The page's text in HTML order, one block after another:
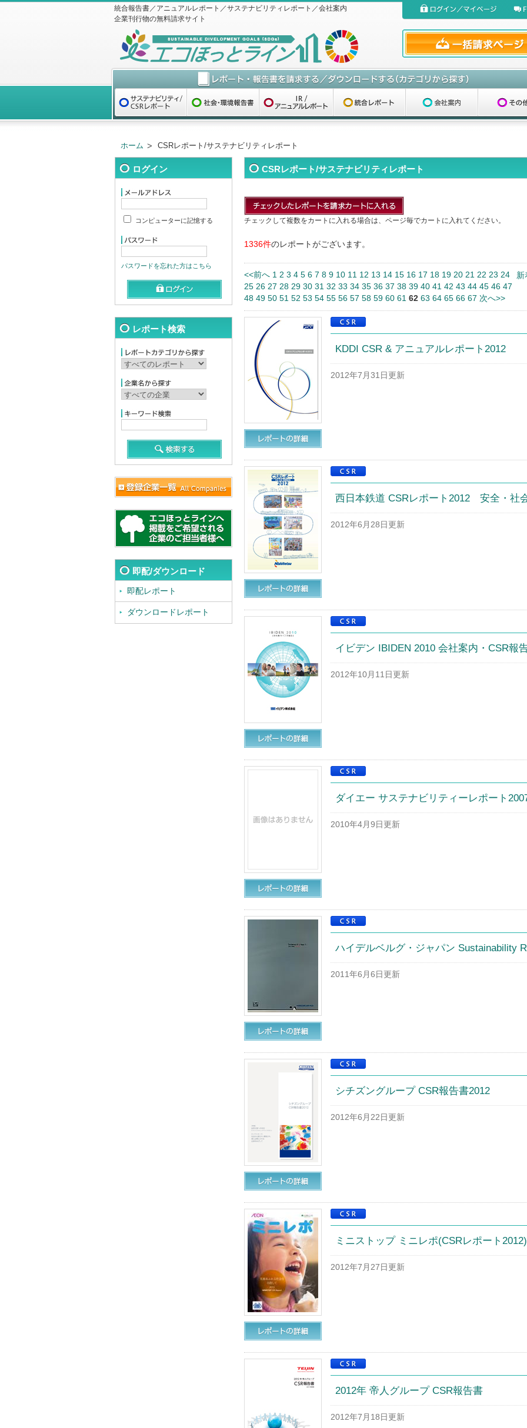
統合報告書／アニュアルレポート／サステナビリティレポート／会社案内
企業刊行物の無料請求サイト
ホーム CSRレポート/サステナビリティレポート
ログイン
コンピューターに記憶する
パスワードを忘れた方はこちら
レポート検索
即配/ダウンロード
即配レポート
ダウンロードレポート
CSRレポート/サステナビリティレポート
チェックして複数をカートに入れる場合は、ページ毎でカートに入れてください。
1336件のレポートがございます。
新
<<前へ 1 2 3 4 5 6 7 8 9 10 11 12 13 14 15 16 17 18 19 20 21 22 23 24
25 26 27 28 29 30 31 32 33 34 35 36 37 38 39 40 41 42 43 44 45 46 47
48 49 50 51 52 53 54 55 56 57 58 59 60 61 62 63 64 65 66 67 次へ>>
KDDI CSR & アニュアルレポート2012
2012年7月31日更新
西日本鉄道 CSRレポート2012 安全・社
2012年6月28日更新
イビデン IBIDEN 2010 会社案内・CSR報
2012年10月11日更新
ダイエー サステナビリティーレポート
2010年4月9日更新
ハイデルベルグ・ジャパン Sustainability
2011年6月6日更新
シチズングループ CSR報告書2012
2012年6月22日更新
ミニストップ ミニレポ(CSRレポート2012)
2012年7月27日更新
2012年 帝人グループ CSR報告書
2012年7月18日更新